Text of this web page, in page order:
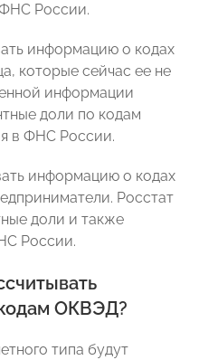
ФНС России.
информацию о кодах
которые сейчас ее не
информации
доли по кодам
в ФНС России.
информацию о кодах
Росстат
доли и также
России.
ОКВЭД?
типа будут